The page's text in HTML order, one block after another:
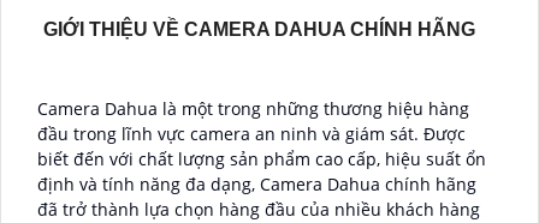
GIỚI THIỆU VỀ CAMERA DAHUA CHÍNH HÃNG
Camera Dahua là một trong những thương hiệu hàng
đầu trong lĩnh vực camera an ninh và giám sát. Được
biết đến với chất lượng sản phẩm cao cấp, hiệu suất ổn
định và tính năng đa dạng, Camera Dahua chính hãng
đã trở thành lựa chọn hàng đầu của nhiều khách hàng